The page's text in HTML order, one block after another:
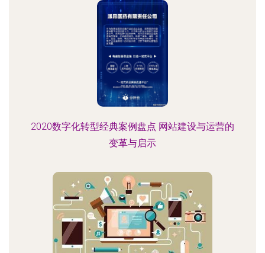
2020数字化转型经典案例盘点 网站建设与运营的
变革与启示